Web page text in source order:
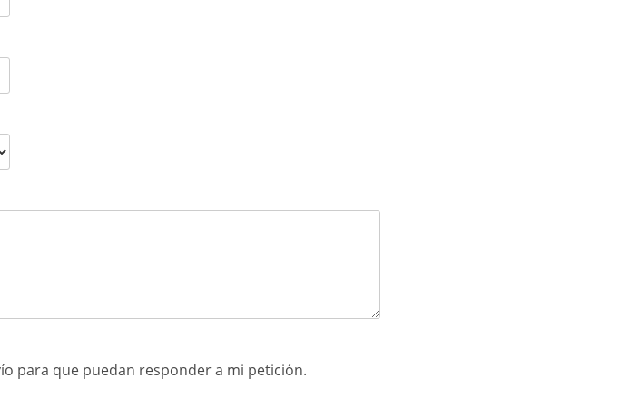
para que puedan responder a mi petición.